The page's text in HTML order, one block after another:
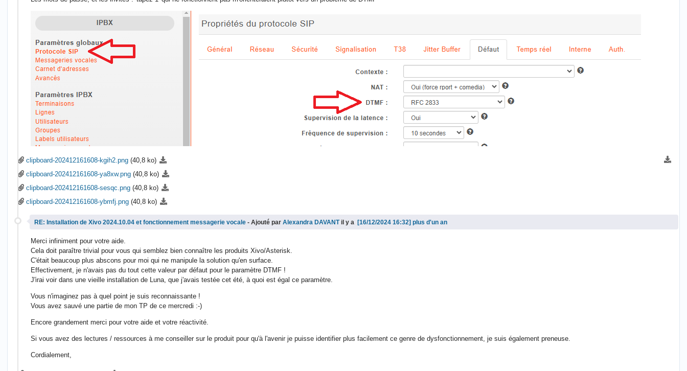
clipboard-202412161608-kgih2.png (40,8 ko)
clipboard-202412161608-ya8xw.png (40,8 ko)
clipboard-202412161608-sesqc.png (40,8 ko)
clipboard-202412161608-ybmfj.png (40,8 ko)
RE: Installation de Xivo 2024.10.04 et fonctionnement messagerie vocale - Ajouté par Alexandra DAVANTil y a plus d'un an
Merci infiniment pour votre aide.
Cela doit paraître trivial pour vous qui semblez bien connaître les produits Xivo/Asterisk.
C'était beaucoup plus abscons pour moi qui ne manipule la solution qu'en surface.
Effectivement, je n'avais pas du tout cette valeur par défaut pour le paramètre DTMF !
J'irai voir dans une vieille installation de Luna, que j'avais testée cet été, à quoi est égal ce paramètre.
Vous n'imaginez pas à quel point je suis reconnaissante !
Vous avez sauvé une partie de mon TP de ce mercredi :-)
Encore grandement merci pour votre aide et votre réactivité.
Si vous avez des lectures / ressources à me conseiller sur le produit pour qu'à l'avenir je puisse identifier plus facilement ce genre de dysfonctionnement, je suis également preneuse.
Cordialement,